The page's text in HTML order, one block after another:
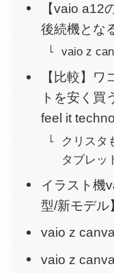
【vaio a12
後続機とな
vaio z
【比較】
トを安く買
feel it
クリスタ
タブレッ
イラスト機
型/新モデル
vaio z
vaio z